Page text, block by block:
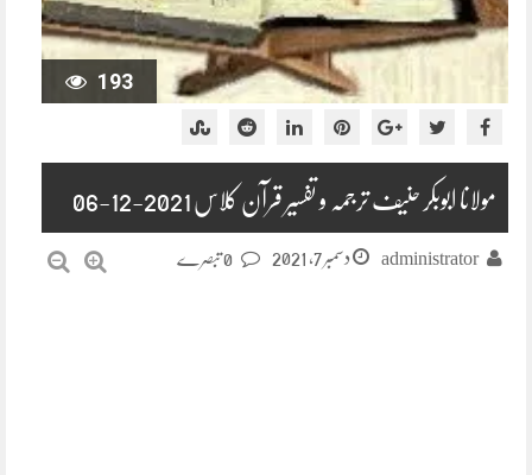
193
مولانا ابوبکر حنیف ترجمہ و تفسیر قرآن کلاس 2021-12-06
administrator دسمبر 7, 2021